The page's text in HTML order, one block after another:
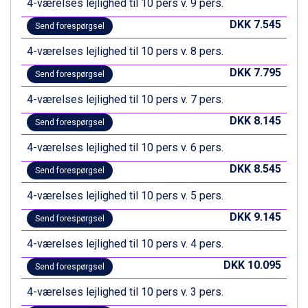
Wagrain fra DKK 4.645
Ischgl fra DKK 7.095
St. Anton fra DKK 7.245
Zell am See fra DKK 4.095
Canazei fra DKK 4.745
Livigno fra DKK 4.145
Ponte di Legno fra DKK 4.745
Sauze dOulx fra DKK 4.045
Alleghe fra DKK 5.595
Bad Gastein fra DKK 4.195
Arabba fra DKK 7.045
La Thuile fra DKK 4.595
Val Thorens fra DKK 5.395
Cervinia fra DKK 5.295
Saalbach fra DKK 5.945
Sölden fra DKK 8.445
Bad Hofgastein fra DKK 5.495
Passo Tonale fra DKK 3.795
Champoluc fra DKK 3.795
Sestriere fra DKK 4.395
4-værelses lejlighed til 10 pers v. 9 pers.
Send forespørgsel DKK 7.545
4-værelses lejlighed til 10 pers v. 8 pers.
Send forespørgsel DKK 7.795
4-værelses lejlighed til 10 pers v. 7 pers.
Send forespørgsel DKK 8.145
4-værelses lejlighed til 10 pers v. 6 pers.
Send forespørgsel DKK 8.545
4-værelses lejlighed til 10 pers v. 5 pers.
Send forespørgsel DKK 9.145
4-værelses lejlighed til 10 pers v. 4 pers.
Send forespørgsel DKK 10.095
4-værelses lejlighed til 10 pers v. 3 pers.